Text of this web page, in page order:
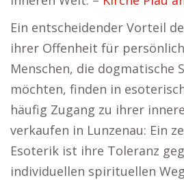
Ein entscheidender Vorteil
ihrer Offenheit für
Menschen, die dogmatische
möchten, finden in
häufig Zugang zu ihrer
verkaufen in Lunzenau: Ein
Esoterik ist ihre Toleranz
individuellen spirituellen